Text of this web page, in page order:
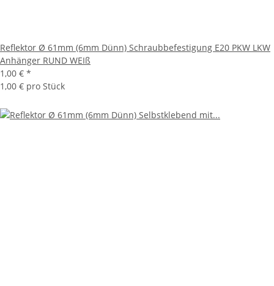
Reflektor Ø 61mm (6mm Dünn) Schraubbefestigung E20 PKW LKW
Anhänger RUND WEIß
1,00 € *
1,00 € pro Stück